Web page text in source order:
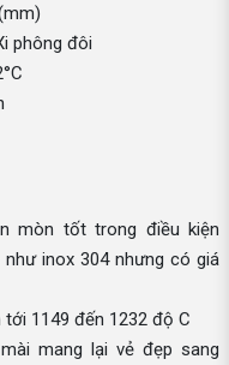
phông đôi
mòn tốt trong điều kiện
inox 304 nhưng có giá
1149 đến 1232 độ C
mang lại vẻ đẹp sang